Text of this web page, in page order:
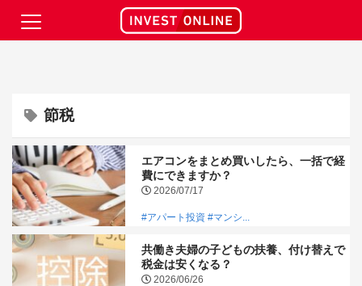
節税
エアコンをまとめ買いしたら、一括で経
費にできますか？
2026/07/17
#アパート投資 #マンシ...
共働き夫婦の子どもの扶養、付け替えで
税金は安くなる？
2026/06/26